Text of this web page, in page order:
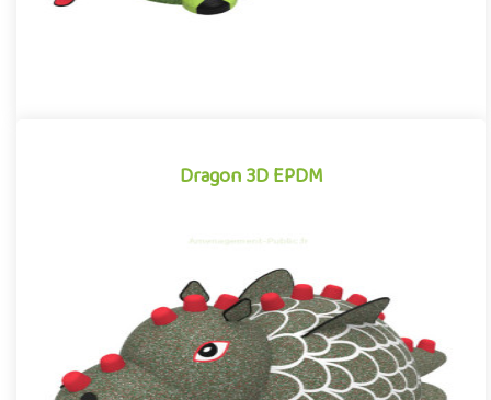
Dragon 3D EPDM
Dragon 3D EPDM
Structure pour aire de jeux propice à l'éveil créatif, le Dragon
EPDM est un équipement ludique idéal pour renforcer de maniè..
Offre partenaire